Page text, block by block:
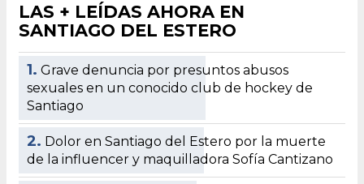
LAS + LEÍDAS AHORA EN
SANTIAGO DEL ESTERO
1. Grave denuncia por presuntos abusos
sexuales en un conocido club de hockey de
Santiago
2. Dolor en Santiago del Estero por la muerte
de la influencer y maquilladora Sofía Cantizano